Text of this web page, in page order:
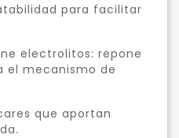
para facilitar
electrolitos: repone
el mecanismo de
que aportan